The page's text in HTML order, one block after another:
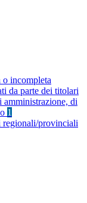
o incompleta
da parte dei titolari
di
1
provinciali